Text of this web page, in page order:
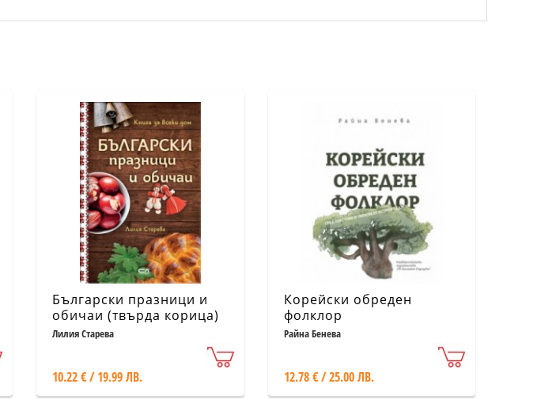
Български празници и
обичаи (твърда корица)
Лилия Старева
10.22 € / 19.99 ЛВ.
Корейски обреден
фолклор
Райна Бенева
12.78 € / 25.00 ЛВ.